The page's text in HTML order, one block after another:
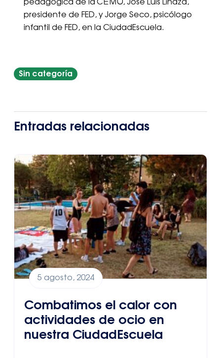
pedagógica de la CEMU, José Luis Linaza,
presidente de FED, y Jorge Seco, psicólogo
infantil de FED, en la CiudadEscuela.
Sin categoría
Entradas relacionadas
5 agosto, 2024
Combatimos el calor con
actividades de ocio en
nuestra CiudadEscuela